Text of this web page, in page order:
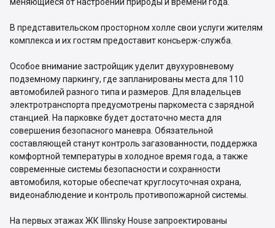
меняющиеся от настроений природы и времени года.
В представительском просторном холле свои услуги жителям
комплекса и их гостям предоставит консьерж-служба.
Особое внимание застройщик уделит двухуровневому
подземному паркингу, где запланированы места для 110
автомобилей разного типа и размеров. Для владельцев
электротранспорта предусмотрены паркоместа с зарядной
станцией. На парковке будет достаточно места для
совершения безопасного маневра. Обязательной
составляющей станут контроль загазованности, поддержка
комфортной температуры в холодное время года, а также
современные системы безопасности и сохранности
автомобиля, которые обеспечат круглосуточная охрана,
видеонаблюдение и контроль противопожарной системы.
На первых этажах ЖК Illinsky House запроектированы